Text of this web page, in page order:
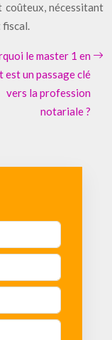
nécessitant
fiscal.
le master 1 en
est un passage clé
vers la profession
notariale ?